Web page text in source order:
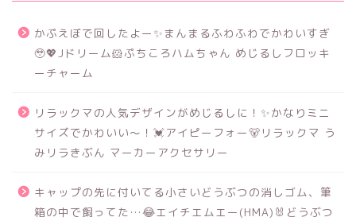
かぷえぼで回したよー✨まんまるふわふわでかわいすぎ
🥹💖Jドリーム🐹ぷちころハムちゃん めじるしフロッキ
ーチャーム
リラックマの人気デザインがめじるしに！✨かなりミニ
サイズでかわいい～！💓アイピーフォー🐻リラックマ う
みリラきぶん マーカーアクセサリー
キャップの先に付いてる小さいどうぶつの消しゴム、筆
箱の中で飼ってた…😂エイチエムエー(HMA)🐰どうぶつ